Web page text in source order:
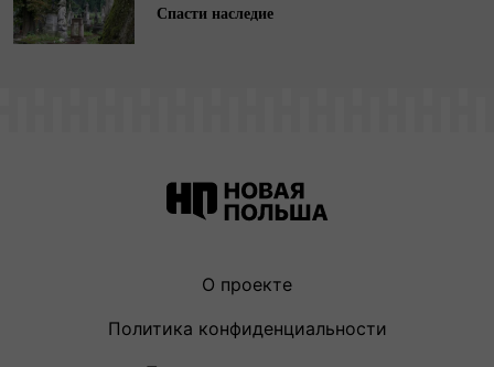
Спасти наследие
О проекте
Политика конфиденциальности